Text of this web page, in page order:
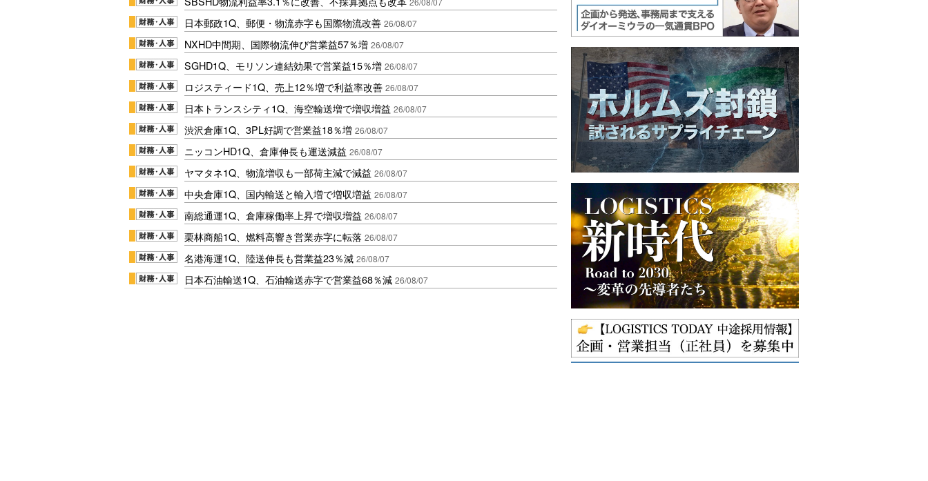
日本郵政1Q、郵便・物流赤字も国際物流改善 26/08/07
NXHD中間期、国際物流伸び営業益57％増 26/08/07
SGHD1Q、モリソン連結効果で営業益15％増 26/08/07
ロジスティード1Q、売上12％増で利益率改善 26/08/07
日本トランスシティ1Q、海空輸送増で増収増益 26/08/07
渋沢倉庫1Q、3PL好調で営業益18％増 26/08/07
ニッコンHD1Q、倉庫伸長も運送減益 26/08/07
ヤマタネ1Q、物流増収も一部荷主減で減益 26/08/07
中央倉庫1Q、国内輸送と輸入増で増収増益 26/08/07
南総通運1Q、倉庫稼働率上昇で増収増益 26/08/07
栗林商船1Q、燃料高響き営業赤字に転落 26/08/07
名港海運1Q、陸送伸長も営業益23％減 26/08/07
日本石油輸送1Q、石油輸送赤字で営業益68％減 26/08/07